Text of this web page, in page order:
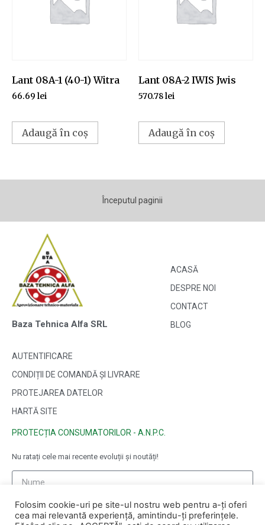
Lant 08A-1 (40-1) Witra
66.69 lei
Adaugă în coș
Lant 08A-2 IWIS Jwis
570.78lei
Adaugă în coș
Începutul paginii
Baza Tehnica Alfa SRL
ACASĂ
DESPRE NOI
CONTACT
BLOG
AUTENTIFICARE
CONDIȚII DE COMANDĂ ȘI LIVRARE
PROTEJAREA DATELOR
HARTĂ SITE
PROTECȚIA CONSUMATORILOR - A.N.P.C.
Nu ratați cele mai recente evoluții și noutăți!
Folosim cookie-uri pe site-ul nostru web pentru a-ți oferi
cea mai relevantă experiență, amintindu-ți preferințele.